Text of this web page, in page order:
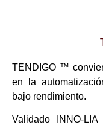
TENDIGO ™
en la
bajo rendimiento.
Validado INNO-